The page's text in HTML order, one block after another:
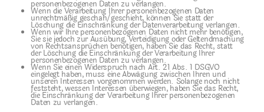
personenbezogenen Daten zu verlangen.
Wenn die Verarbeitung Ihrer personenbezogenen Daten
unrechtmäßig geschah/geschieht, können Sie statt der
Löschung die Einschränkung der Datenverarbeitung verlangen.
Wenn wir Ihre personenbezogenen Daten nicht mehr benötigen,
Sie sie jedoch zur Ausübung, Verteidigung oder Geltendmachung
von Rechtsansprüchen benötigen, haben Sie das Recht, statt
der Löschung die Einschränkung der Verarbeitung Ihrer
personenbezogenen Daten zu verlangen.
Wenn Sie einen Widerspruch nach Art. 21 Abs. 1 DSGVO
eingelegt haben, muss eine Abwägung zwischen Ihren und
unseren Interessen vorgenommen werden. Solange noch nicht
feststeht, wessen Interessen überwiegen, haben Sie das Recht,
die Einschränkung der Verarbeitung Ihrer personenbezogenen
Daten zu verlangen.